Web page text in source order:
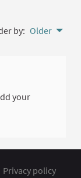
by: Older
your
Privacy policy